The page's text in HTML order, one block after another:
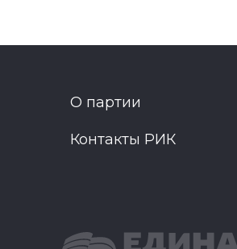
О партии
Контакты РИК